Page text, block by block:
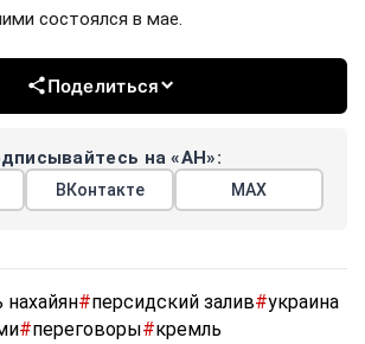
состоялся в мае.
Поделиться
на «АН»:
ВКонтакте МАХ
нахайян#персидский залив#украина
#переговоры#кремль